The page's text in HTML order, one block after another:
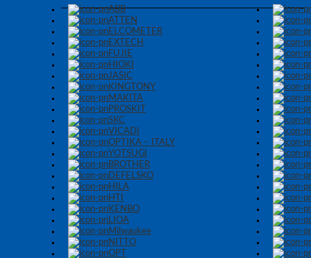
ABB
ATTEN
ELCOMETER
EXTECH
FUJIE
HIOKI
JASIC
KINGTONY
MAKITA
PROSKIT
SKC
VICADI
OPTIKA – ITALY
YOTSUGI
BROTHER
DEFELSKO
HILA
HTI
KENBO
LIOA
Milwaukee
NITTO
OPT